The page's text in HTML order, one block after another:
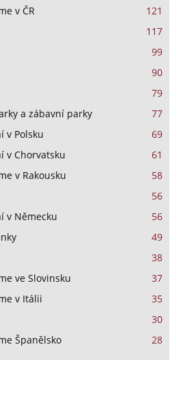
v ČR
121
117
99
90
79
a zábavní parky
77
v Polsku
69
v Chorvatsku
61
v Rakousku
58
56
v Německu
56
49
38
ve Slovinsku
37
v Itálii
35
30
Španělsko
28